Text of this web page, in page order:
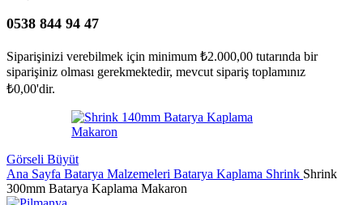
0538 844 94 47
Siparişinizi verebilmek için minimum ₺2.000,00 tutarında bir
siparişiniz olması gerekmektedir, mevcut sipariş toplamınız
₺0,00'dir.
Görseli Büyüt
Ana Sayfa Batarya Malzemeleri Batarya Kaplama Shrink Shrink
300mm Batarya Kaplama Makaron